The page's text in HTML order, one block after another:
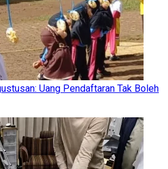
Uang Pendaftaran Tak Boleh